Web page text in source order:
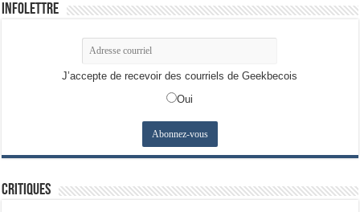
Infolettre
J’accepte de recevoir des courriels de Geekbecois
Oui
Critiques